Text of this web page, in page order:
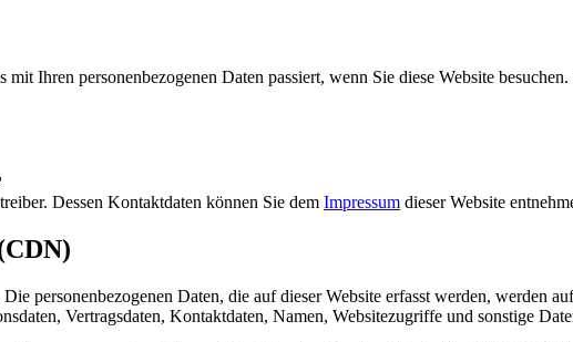
Ihren personenbezogenen Daten passiert, wenn Sie diese Website
Dessen Kontaktdaten können Sie dem Impressum dieser Website
personenbezogenen Daten, die auf dieser Website erfasst werden, werden
Vertragsdaten, Kontaktdaten, Namen, Websitezugriffe und sonstige